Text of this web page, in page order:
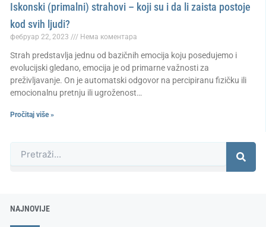
Iskonski (primalni) strahovi – koji su i da li zaista postoje
kod svih ljudi?
фебруар 22, 2023 Нема коментара
Strah predstavlja jednu od bazičnih emocija koju posedujemo i
evolucijski gledano, emocija je od primarne važnosti za
preživljavanje. On je automatski odgovor na percipiranu fizičku ili
emocionalnu pretnju ili ugroženost…
Pročitaj više »
NAJNOVIJE